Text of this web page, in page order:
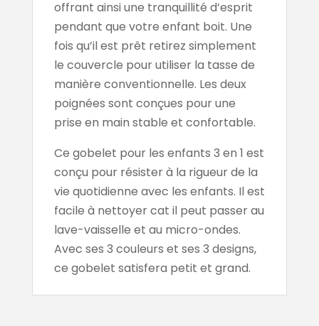
offrant ainsi une tranquillité d’esprit
pendant que votre enfant boit. Une
fois qu’il est prêt retirez simplement
le couvercle pour utiliser la tasse de
manière conventionnelle. Les deux
poignées sont conçues pour une
prise en main stable et confortable.
Ce gobelet pour les enfants 3 en 1 est
conçu pour résister à la rigueur de la
vie quotidienne avec les enfants. Il est
facile à nettoyer cat il peut passer au
lave-vaisselle et au micro-ondes.
Avec ses 3 couleurs et ses 3 designs,
ce gobelet satisfera petit et grand.